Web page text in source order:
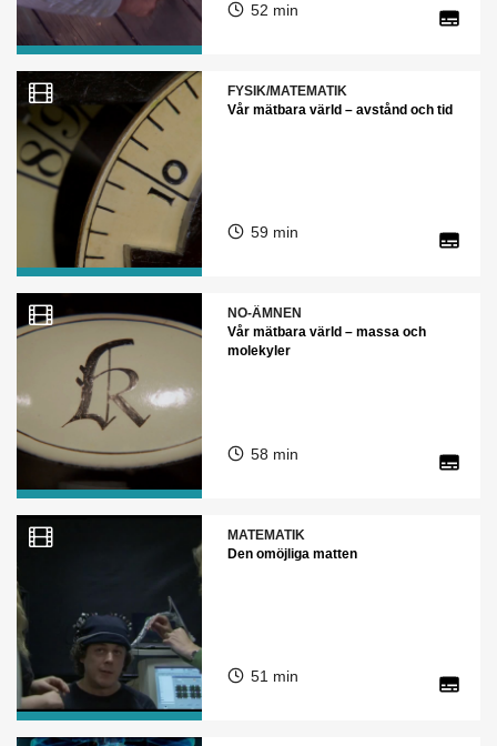
52 min
FYSIK/MATEMATIK
Vår mätbara värld – avstånd och tid
59 min
NO-ÄMNEN
Vår mätbara värld – massa och
molekyler
58 min
MATEMATIK
Den omöjliga matten
51 min